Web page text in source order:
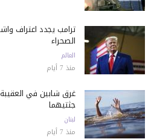
ترامب يجدد اعتراف
الصحراء
العالم
منذ 7 أيام
غرق شابين في
جثتيهما
لبنان
منذ 7 أيام